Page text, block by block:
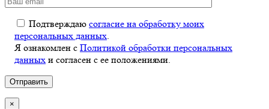
Подтверждаю согласие на обработку моих
персональных данных
Я ознакомлен с Политикой обработки персональных
данных и согласен с ее положениями.
×